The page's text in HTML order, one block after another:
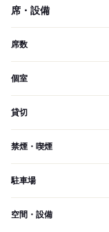
席・設備
席数
個室
貸切
禁煙・喫煙
駐車場
空間・設備